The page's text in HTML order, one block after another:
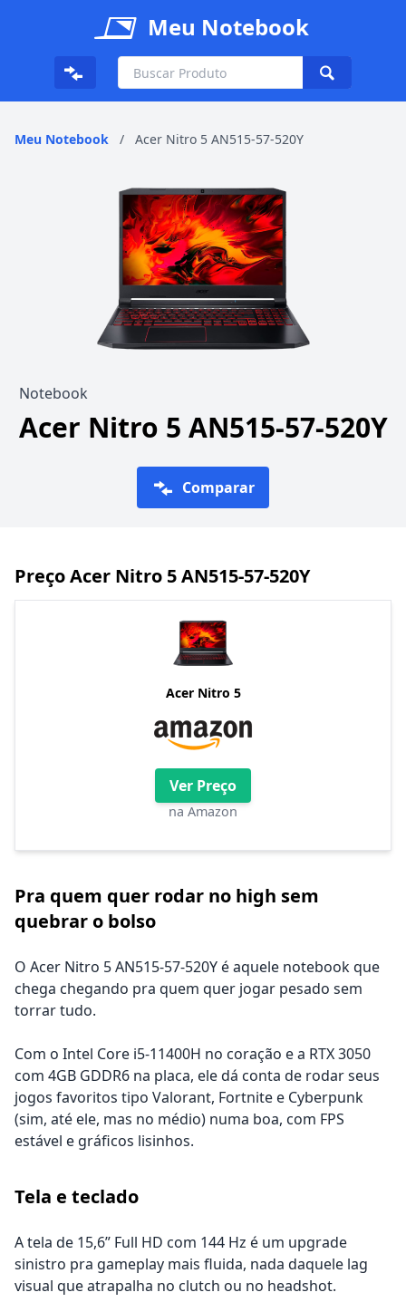
Meu Notebook
Meu Notebook / Acer Nitro 5 AN515-57-520Y
Notebook
Acer Nitro 5 AN515-57-520Y
Comparar
Preço Acer Nitro 5 AN515-57-520Y
Acer Nitro 5
Ver Preço
na Amazon
Pra quem quer rodar no high sem
quebrar o bolso
O Acer Nitro 5 AN515-57-520Y é aquele notebook que
chega chegando pra quem quer jogar pesado sem
torrar tudo.
Com o Intel Core i5-11400H no coração e a RTX 3050
com 4GB GDDR6 na placa, ele dá conta de rodar seus
jogos favoritos tipo Valorant, Fortnite e Cyberpunk
(sim, até ele, mas no médio) numa boa, com FPS
estável e gráficos lisinhos.
Tela e teclado
A tela de 15,6” Full HD com 144 Hz é um upgrade
sinistro pra gameplay mais fluida, nada daquele lag
visual que atrapalha no clutch ou no headshot.